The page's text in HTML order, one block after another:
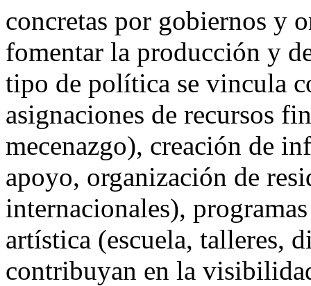
concretas por gobiernos y
fomentar la producción y
tipo de política se vincula
asignaciones de recursos
mecenazgo), creación de
apoyo, organización de
internacionales),
artística (escuela, talleres,
contribuyan en la